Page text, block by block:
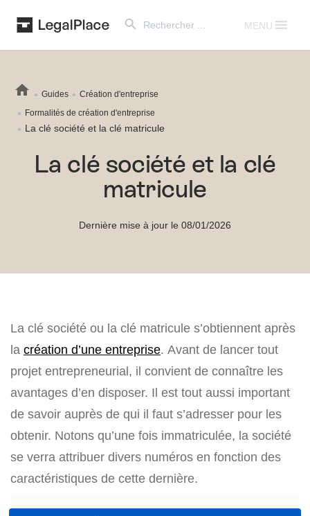
for:
MENU
Guides
Création d'entreprise
Formalités de création d'entreprise
La clé société et la clé matricule
La clé société et la clé
matricule
Dernière mise à jour le 08/01/2026
La clé société ou la clé matricule s’obtiennent après
la création d’une entreprise. Avant de lancer tout
projet entrepreneurial, il convient de connaître les
avantages d’en disposer. Il est tout aussi important
de savoir auprès de qui il faut s’adresser pour les
obtenir. Notons qu’une fois immatriculée, la société
se verra attribuer divers numéros en fonction des
caractéristiques de cette dernière.